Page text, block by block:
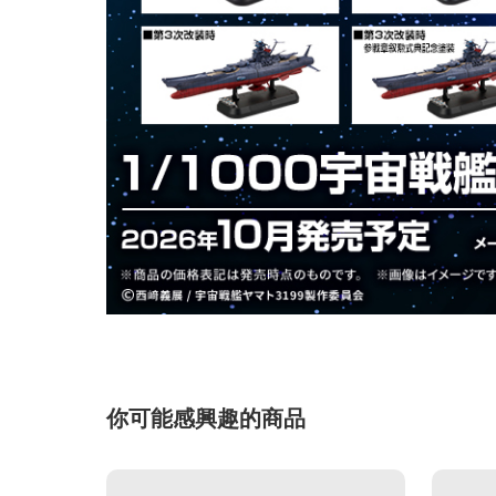
你可能感興趣的商品